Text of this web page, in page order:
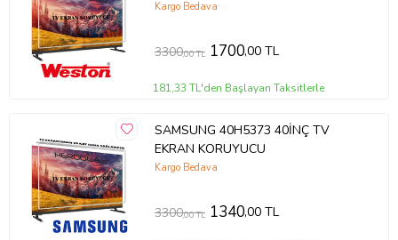
ve yumuşak mikrofiber bez ile kolaylıkla silebilirsiniz . Montajı kolay
ve zahmetsizdir. Servis gerekmemektedir . Ürünümüz özel
ambalajında son derece korunaklı bir şekilde gelmektedir . ''
HEROGLAS EVİNİZDEKİ KAHRAMAN '' Whatsap iletişim hattı :
05533058368
Kargo Bedava
3300,00 TL 1700,00 TL
181,33 TL'den Başlayan Taksitlerle
SAMSUNG 40H5373 40İNÇ TV
EKRAN KORUYUCU
Kargo Bedava
3300,00 TL 1340,00 TL